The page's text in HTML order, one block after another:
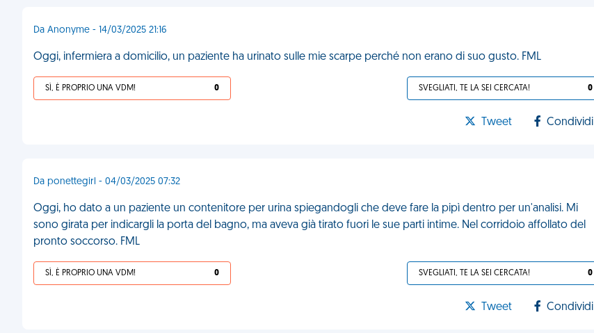
Da Anonyme - 14/03/2025 21:16
Oggi, infermiera a domicilio, un paziente ha urinato sulle mie scarpe perché non erano di suo gusto. FML
SÌ, È PROPRIO UNA VDM! 0 SVEGLIATI, TE LA SEI CERCATA! 0
Tweet Condividi
Da ponettegirl - 04/03/2025 07:32
Oggi, ho dato a un paziente un contenitore per urina spiegandogli che deve fare la pipì dentro per un'analisi. Mi
sono girata per indicargli la porta del bagno, ma aveva già tirato fuori le sue parti intime. Nel corridoio affollato del
pronto soccorso. FML
SÌ, È PROPRIO UNA VDM! 0 SVEGLIATI, TE LA SEI CERCATA! 0
Tweet Condividi